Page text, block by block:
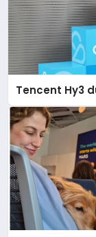
Tencent Hy3